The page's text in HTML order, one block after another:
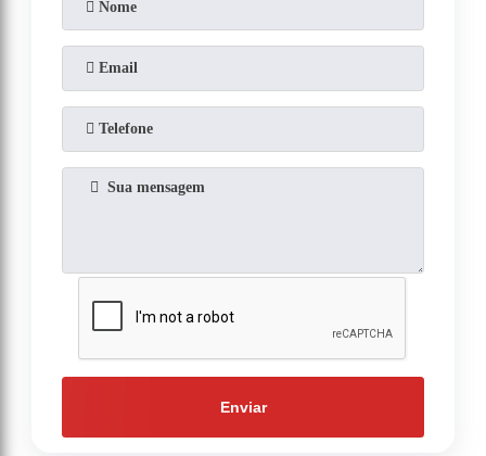
Enviar